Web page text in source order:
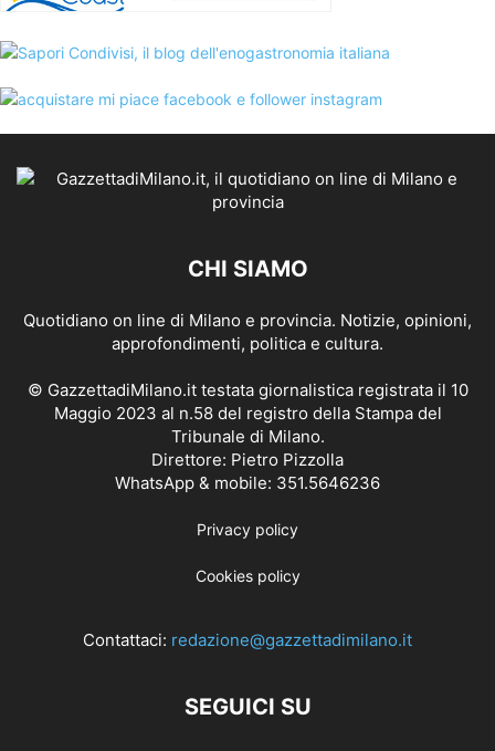
CHI SIAMO
Quotidiano on line di Milano e provincia. Notizie, opinioni,
approfondimenti, politica e cultura.
© GazzettadiMilano.it testata giornalistica registrata il 10
Maggio 2023 al n.58 del registro della Stampa del
Tribunale di Milano.
Direttore: Pietro Pizzolla
WhatsApp & mobile: 351.5646236
Privacy policy
Cookies policy
Contattaci: redazione@gazzettadimilano.it
SEGUICI SU